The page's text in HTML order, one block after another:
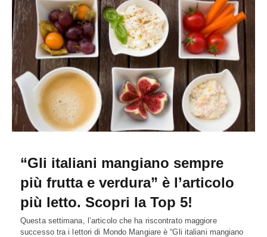
“Gli italiani mangiano sempre
più frutta e verdura” è l’articolo
più letto. Scopri la Top 5!
Questa settimana, l’articolo che ha riscontrato maggiore
successo tra i lettori di Mondo Mangiare è “Gli italiani mangiano